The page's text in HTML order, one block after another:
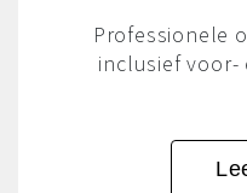
Professionele
inclusief voor-